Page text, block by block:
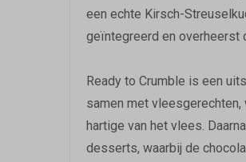
een echte Kirsch-
geïntegreerd en overheerst
Ready to Crumble is een
samen met
hartige van het vlees.
desserts, waarbij de